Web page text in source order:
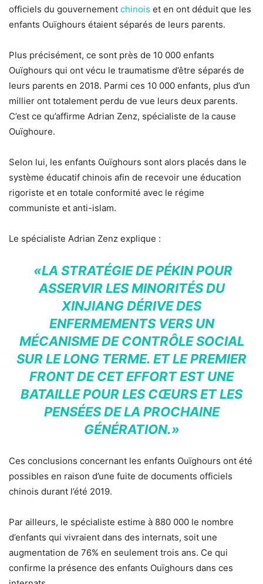
officiels du gouvernement chinois et en ont déduit que les
enfants Ouïghours étaient séparés de leurs parents.
Plus précisément, ce sont près de 10 000 enfants
Ouïghours qui ont vécu le traumatisme d’être séparés de
leurs parents en 2018. Parmi ces 10 000 enfants, plus d’un
millier ont totalement perdu de vue leurs deux parents.
C’est ce qu’affirme Adrian Zenz, spécialiste de la cause
Ouïghoure.
Selon lui, les enfants Ouïghours sont alors placés dans le
système éducatif chinois afin de recevoir une éducation
rigoriste et en totale conformité avec le régime
communiste et anti-islam.
Le spécialiste Adrian Zenz explique :
«LA STRATÉGIE DE PÉKIN POUR
ASSERVIR LES MINORITÉS DU
XINJIANG DÉRIVE DES
ENFERMEMENTS VERS UN
MÉCANISME DE CONTRÔLE SOCIAL
SUR LE LONG TERME. ET LE PREMIER
FRONT DE CET EFFORT EST UNE
BATAILLE POUR LES CŒURS ET LES
PENSÉES DE LA PROCHAINE
GÉNÉRATION.»
Ces conclusions concernant les enfants Ouïghours ont été
possibles en raison d’une fuite de documents officiels
chinois durant l’été 2019.
Par ailleurs, le spécialiste estime à 880 000 le nombre
d’enfants qui vivraient dans des internats, soit une
augmentation de 76% en seulement trois ans. Ce qui
confirme la présence des enfants Ouïghours dans ces